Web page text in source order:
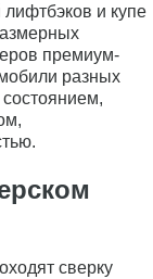
и купе
премиум-
разных
сверку